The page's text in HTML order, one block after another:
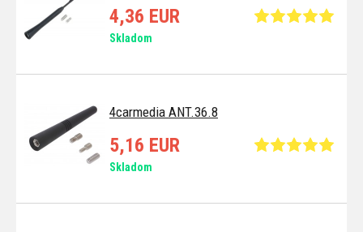
4,36 EUR
Skladom
4carmedia ANT.36.8
5,16 EUR
Skladom